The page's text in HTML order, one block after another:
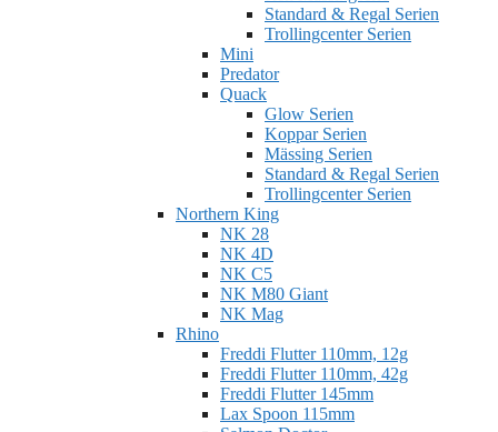
Standard & Regal Serien
Trollingcenter Serien
Mini
Predator
Quack
Glow Serien
Koppar Serien
Mässing Serien
Standard & Regal Serien
Trollingcenter Serien
Northern King
NK 28
NK 4D
NK C5
NK M80 Giant
NK Mag
Rhino
Freddi Flutter 110mm, 12g
Freddi Flutter 110mm, 42g
Freddi Flutter 145mm
Lax Spoon 115mm